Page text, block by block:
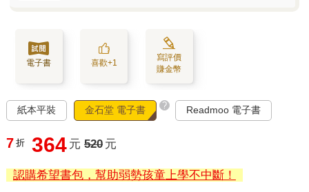
電子書 喜歡+1
寫評價
賺金幣
紙本平裝 金石堂 電子書 ? Readmoo 電子書
7 折 364 元 520 元
認購希望書包，幫助弱勢孩童上學不中斷！